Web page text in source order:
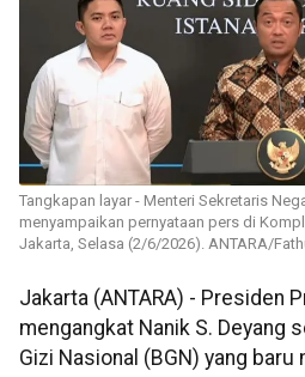
Tangkapan layar - Menteri Sekretaris
menyampaikan pernyataan pers di
Jakarta, Selasa (2/6/2026). ANTARA/
Jakarta (ANTARA) - Presiden
mengangkat Nanik S. Deyang
Gizi Nasional (BGN) yang baru